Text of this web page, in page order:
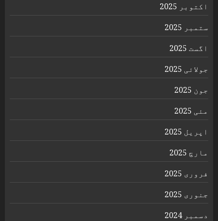
اکتوبر 2025
ستمبر 2025
اگست 2025
جولائی 2025
جون 2025
مئی 2025
اپریل 2025
مارچ 2025
فروری 2025
جنوری 2025
دسمبر 2024